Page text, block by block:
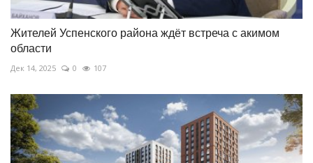
Жителей Успенского района ждёт встреча с акимом
области
Дек 14, 2025 0 107